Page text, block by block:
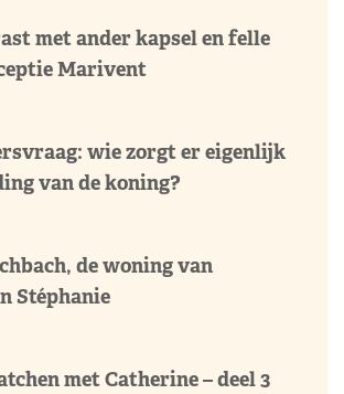
met ander kapsel en felle
Marivent
wie zorgt er eigenlijk
van de koning?
de woning van
Stéphanie
met Catherine – deel 3